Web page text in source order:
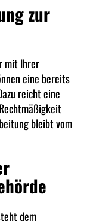
zur
mit Ihrer
eine bereits
reicht eine
bleibt vom
dem